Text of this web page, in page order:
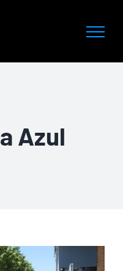
Azul